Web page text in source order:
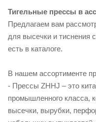
Тигельные прессы в
Предлагаем вам
для высечки и тиснения
есть в каталоге.
В нашем ассортименте
- Прессы ZHHJ – это
промышленного класса,
высечки, вырубки,